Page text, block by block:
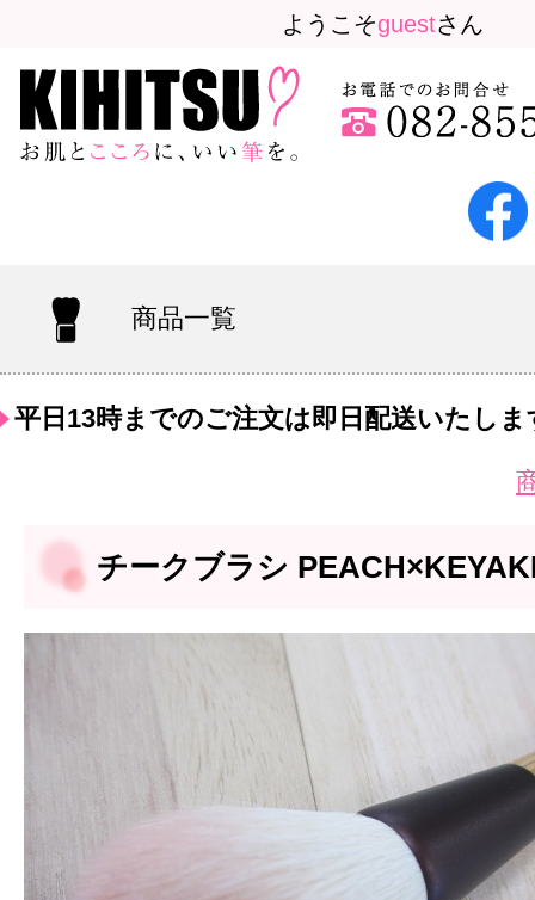
ようこそguestさん
商品一覧
平日13時までのご注文は即日配送いたしま
チークブラシ